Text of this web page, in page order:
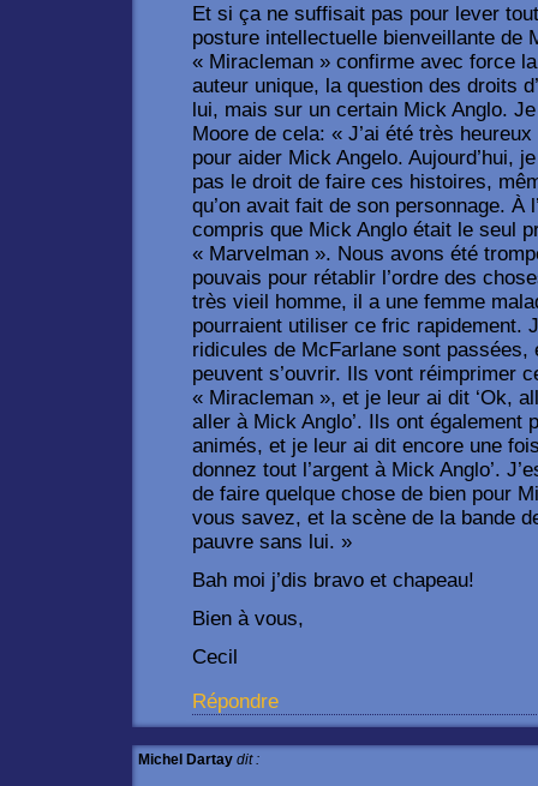
Et si ça ne suffisait pas pour lever
posture intellectuelle bienveillante de
« Miracleman » confirme avec force
auteur unique, la question des droits
lui, mais sur un certain Mick Anglo.
Moore de cela: « J’ai été très
pour aider Mick Angelo. Aujourd’hui,
pas le droit de faire ces histoires,
qu’on avait fait de son personnage. À
compris que Mick Anglo était le seul
« Marvelman ». Nous avons été
pouvais pour rétablir l’ordre des
très vieil homme, il a une femme
pourraient utiliser ce fric rapidement.
ridicules de McFarlane sont
peuvent s’ouvrir. Ils vont réimprimer
« Miracleman », et je leur ai dit ‘Ok,
aller à Mick Anglo’. Ils ont également
animés, et je leur ai dit encore une
donnez tout l’argent à Mick Anglo’.
de faire quelque chose de bien pour
vous savez, et la scène de la bande
pauvre sans lui. »
Bah moi j’dis bravo et chapeau!
Bien à vous,
Cecil
Répondre
Michel Dartay dit :